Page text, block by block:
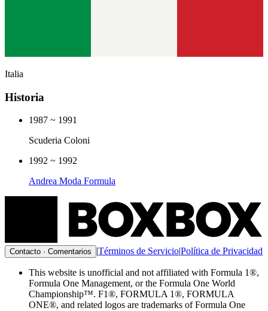
Italia
Historia
1987 ~ 1991
Scuderia Coloni
1992 ~ 1992
Andrea Moda Formula
Contacto · Comentarios |Términos de Servicio|Política de Privacidad
This website is unofficial and not affiliated with Formula 1®,
Formula One Management, or the Formula One World
Championship™. F1®, FORMULA 1®, FORMULA
ONE®, and related logos are trademarks of Formula One